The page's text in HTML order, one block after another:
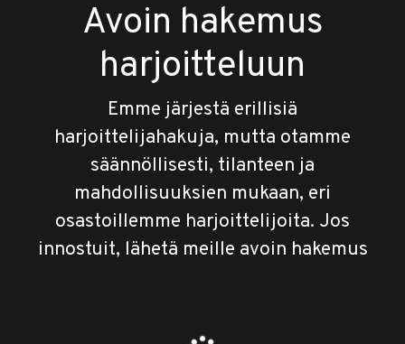
Avoin hakemus
harjoitteluun
Emme järjestä erillisiä
harjoittelijahakuja, mutta otamme
säännöllisesti, tilanteen ja
mahdollisuuksien mukaan, eri
osastoillemme harjoittelijoita. Jos
innostuit, lähetä meille avoin hakemus